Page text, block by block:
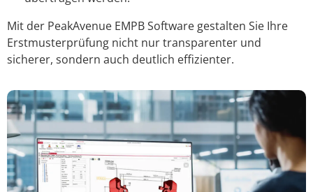
Mit der PeakAvenue EMPB Software gestalten Sie Ihre
Erstmusterprüfung nicht nur transparenter und
sicherer, sondern auch deutlich effizienter.